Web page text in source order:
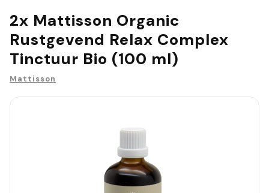
2x Mattisson Organic
Rustgevend Relax Complex
Tinctuur Bio (100 ml)
Mattisson